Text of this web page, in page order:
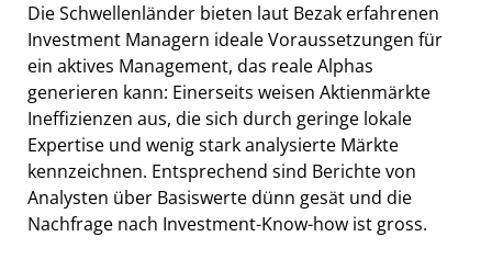
Die Schwellenländer bieten laut Bezak erfahrenen
Investment Managern ideale Voraussetzungen für
ein aktives Management, das reale Alphas
generieren kann: Einerseits weisen Aktienmärkte
Ineffizienzen aus, die sich durch geringe lokale
Expertise und wenig stark analysierte Märkte
kennzeichnen. Entsprechend sind Berichte von
Analysten über Basiswerte dünn gesät und die
Nachfrage nach Investment-Know-how ist gross.